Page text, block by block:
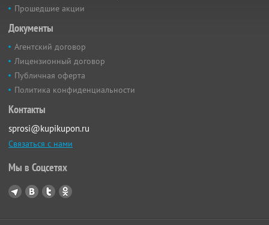
Прошедшие акции
Документы
Агентский договор
Лицензионный договор
Публичная оферта
Политика конфиденциальности
Контакты
sprosi@kupikupon.ru
Связаться с нами
Мы в Соцсетях